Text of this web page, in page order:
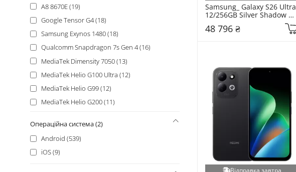
A8 8670E (19)
Google Tensor G4 (18)
Samsung Exynos 1480 (18)
Qualcomm Snapdragon 7s Gen 4 (16)
MediaTek Dimensity 7050 (13)
MediaTek Helio G100 Ultra (12)
MediaTek Helio G99 (12)
MediaTek Helio G200 (11)
Samsung Exynos 2400 (11)
MediaTek Helio G100 (10)
Unisoc Tiger T310 (10)
Операційна система (2)
Android (539)
iOS (9)
Samsung_ Galaxy S26 Ultra
12/256GB Silver Shadow
48 796 ₴
Відправка завтра